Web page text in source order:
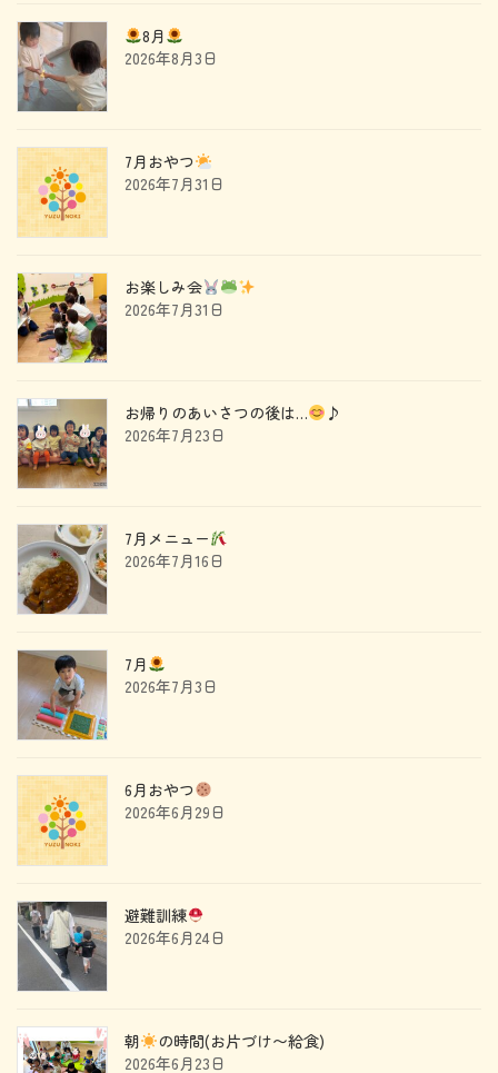
8月
2026年8月3日
7月おやつ
2026年7月31日
お楽しみ会
2026年7月31日
お帰りのあいさつの後は…
♪
2026年7月23日
7月メニュー
2026年7月16日
7月
2026年7月3日
6月おやつ
2026年6月29日
避難訓練
2026年6月24日
朝
の時間(お片づけ〜給食)
2026年6月23日